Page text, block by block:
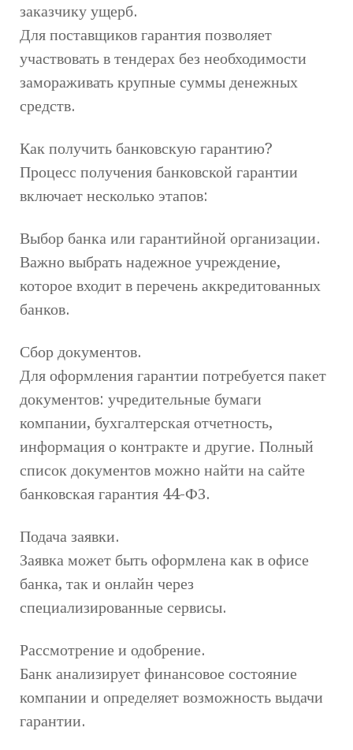
заказчику ущерб.
Для поставщиков гарантия позволяет
участвовать в тендерах без необходимости
замораживать крупные суммы денежных
средств.
Как получить банковскую гарантию?
Процесс получения банковской гарантии
включает несколько этапов:
Выбор банка или гарантийной организации.
Важно выбрать надежное учреждение,
которое входит в перечень аккредитованных
банков.
Сбор документов.
Для оформления гарантии потребуется пакет
документов: учредительные бумаги
компании, бухгалтерская отчетность,
информация о контракте и другие. Полный
список документов можно найти на сайте
банковская гарантия 44-ФЗ.
Подача заявки.
Заявка может быть оформлена как в офисе
банка, так и онлайн через
специализированные сервисы.
Рассмотрение и одобрение.
Банк анализирует финансовое состояние
компании и определяет возможность выдачи
гарантии.